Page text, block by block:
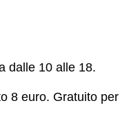
dalle 10 alle 18.
8 euro. Gratuito per